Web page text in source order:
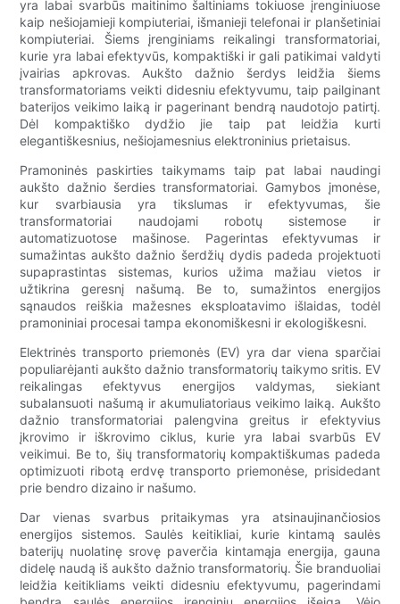
yra labai svarbūs maitinimo šaltiniams tokiuose įrenginiuose
kaip nešiojamieji kompiuteriai, išmanieji telefonai ir planšetiniai
kompiuteriai. Šiems įrenginiams reikalingi transformatoriai,
kurie yra labai efektyvūs, kompaktiški ir gali patikimai valdyti
įvairias apkrovas. Aukšto dažnio šerdys leidžia šiems
transformatoriams veikti didesniu efektyvumu, taip pailginant
baterijos veikimo laiką ir pagerinant bendrą naudotojo patirtį.
Dėl kompaktiško dydžio jie taip pat leidžia kurti
elegantiškesnius, nešiojamesnius elektroninius prietaisus.
Pramoninės paskirties taikymams taip pat labai naudingi
aukšto dažnio šerdies transformatoriai. Gamybos įmonėse,
kur svarbiausia yra tikslumas ir efektyvumas, šie
transformatoriai naudojami robotų sistemose ir
automatizuotose mašinose. Pagerintas efektyvumas ir
sumažintas aukšto dažnio šerdžių dydis padeda projektuoti
supaprastintas sistemas, kurios užima mažiau vietos ir
užtikrina geresnį našumą. Be to, sumažintos energijos
sąnaudos reiškia mažesnes eksploatavimo išlaidas, todėl
pramoniniai procesai tampa ekonomiškesni ir ekologiškesni.
Elektrinės transporto priemonės (EV) yra dar viena sparčiai
populiarėjanti aukšto dažnio transformatorių taikymo sritis. EV
reikalingas efektyvus energijos valdymas, siekiant
subalansuoti našumą ir akumuliatoriaus veikimo laiką. Aukšto
dažnio transformatoriai palengvina greitus ir efektyvius
įkrovimo ir iškrovimo ciklus, kurie yra labai svarbūs EV
veikimui. Be to, šių transformatorių kompaktiškumas padeda
optimizuoti ribotą erdvę transporto priemonėse, prisidedant
prie bendro dizaino ir našumo.
Dar vienas svarbus pritaikymas yra atsinaujinančiosios
energijos sistemos. Saulės keitikliai, kurie kintamą saulės
baterijų nuolatinę srovę paverčia kintamąja energija, gauna
didelę naudą iš aukšto dažnio transformatorių. Šie branduoliai
leidžia keitikliams veikti didesniu efektyvumu, pagerindami